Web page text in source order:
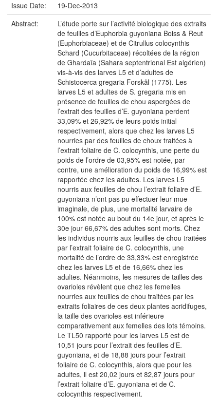
Issue Date:
19-Dec-2013
Abstract:
L’étude porte sur l’activité biologique des extraits
de feuilles d’Euphorbia guyoniana Boiss & Reut
(Euphorbiaceae) et de Citrullus colocynthis
Schard (Cucurbitaceae) récoltées de la région
de Ghardaïa (Sahara septentrional Est algérien)
vis-à-vis des larves L5 et d’adultes de
Schistocerca gregaria Forskål (1775). Les
larves L5 et adultes de S. gregaria mis en
présence de feuilles de chou aspergées de
l’extrait des feuilles d’E. guyoniana perdent
33,09% et 26,92% de leurs poids initial
respectivement, alors que chez les larves L5
nourries par des feuilles de choux traitées à
l’extrait foliaire de C. colocynthis, une perte du
poids de l’ordre de 03,95% est notée, par
contre, une amélioration du poids de 16,99% est
rapportée chez les adultes. Les larves L5
nourris aux feuilles de chou l’extrait foliaire d’E.
guyoniana n’ont pas pu effectuer leur mue
imaginale, de plus, une mortalité larvaire de
100% est notée au bout du 14e jour, et après le
30e jour 66,67% des adultes sont morts. Chez
les individus nourris aux feuilles de chou traitées
par l’extrait foliaire de C. colocynthis, une
mortalité de l’ordre de 33,33% est enregistrée
chez les larves L5 et de 16,66% chez les
adultes. Néanmoins, les mesures de tailles des
ovarioles révèlent que chez les femelles
nourries aux feuilles de chou traitées par les
extraits foliaires de ces deux plantes acridifuges,
la taille des ovarioles est inférieure
comparativement aux femelles des lots témoins.
Le TL50 rapporté pour les larves L5 est de
10,51 jours pour l’extrait des feuilles d’E.
guyoniana, et de 18,88 jours pour l’extrait
foliaire de C. colocynthis, alors que pour les
adultes, il est 20,02 jours et 82,87 jours pour
l’extrait foliaire d’E. guyoniana et de C.
colocynthis respectivement.